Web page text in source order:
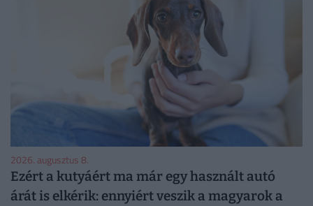
2026. augusztus 8.
Ezért a kutyáért ma már egy használt autó
árát is elkérik: ennyiért veszik a magyarok a